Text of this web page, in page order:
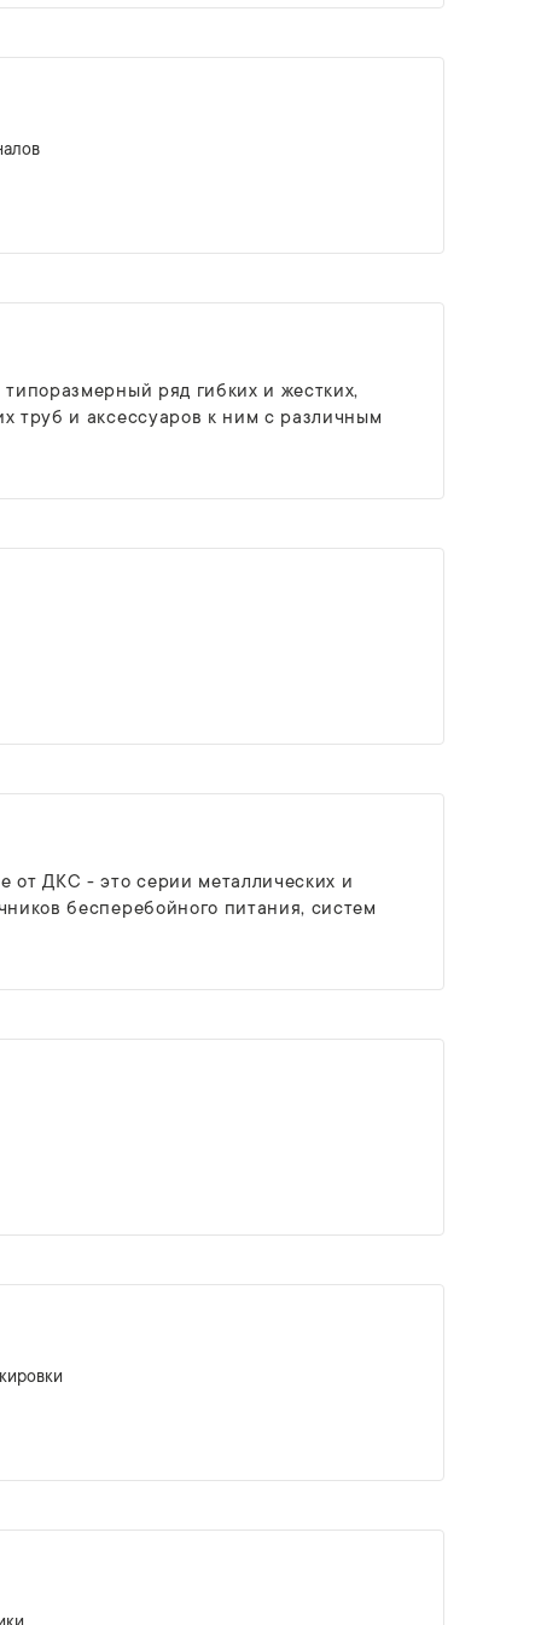
ряд гибких и жестких,
труб и аксессуаров к ним с различным
от ДКС - это серии металлических и
бесперебойного питания, систем